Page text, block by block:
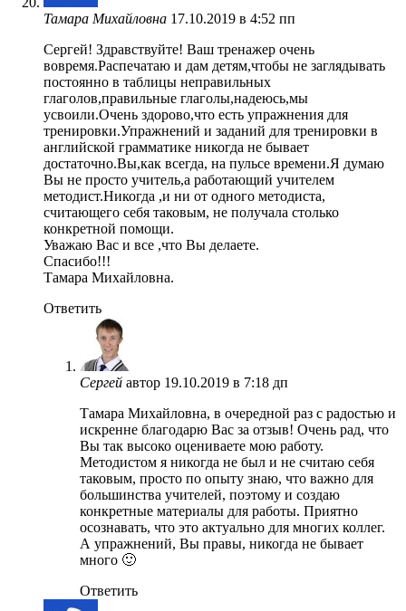
Тамара Михайловна 17.10.2019 в 4:52 пп
Сергей! Здравствуйте! Ваш тренажер очень
вовремя.Распечатаю и дам детям,чтобы не заглядывать
постоянно в таблицы неправильных
глаголов,правильные глаголы,надеюсь,мы
усвоили.Очень здорово,что есть упражнения для
тренировки.Упражнений и заданий для тренировки в
английской грамматике никогда не бывает
достаточно.Вы,как всегда, на пульсе времени.Я думаю
Вы не просто учитель,а работающий учителем
методист.Никогда ,и ни от одного методиста,
считающего себя таковым, не получала столько
конкретной помощи.
Уважаю Вас и все ,что Вы делаете.
Спасибо!!!
Тамара Михайловна.
Ответить
Сергей автор 19.10.2019 в 7:18 дп
Тамара Михайловна, в очередной раз с радостью и
искренне благодарю Вас за отзыв! Очень рад, что
Вы так высоко оцениваете мою работу.
Методистом я никогда не был и не считаю себя
таковым, просто по опыту знаю, что важно для
большинства учителей, поэтому и создаю
конкретные материалы для работы. Приятно
осознавать, что это актуально для многих коллег.
А упражнений, Вы правы, никогда не бывает
много 🙂
Ответить